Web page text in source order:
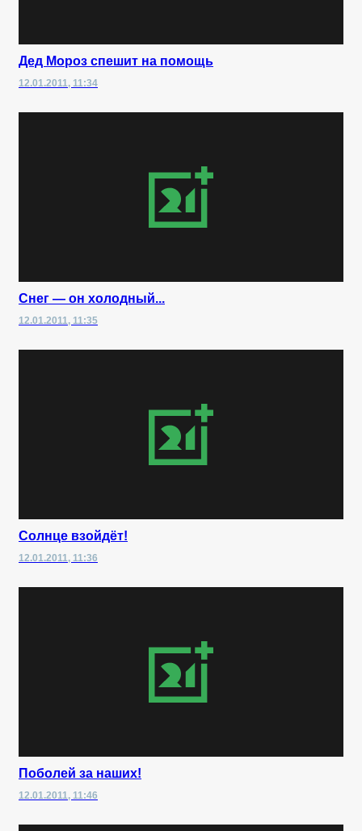
Дед Мороз спешит на помощь
12.01.2011, 11:34
Снег — он холодный...
12.01.2011, 11:35
Солнце взойдёт!
12.01.2011, 11:36
Поболей за наших!
12.01.2011, 11:46